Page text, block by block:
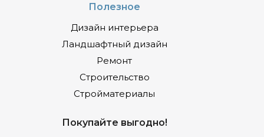
Полезное
Дизайн интерьера
Ландшафтный дизайн
Ремонт
Строительство
Стройматериалы
Покупайте выгодно!